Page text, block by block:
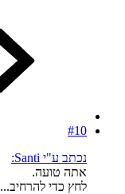
#10
נכתב ע"י Santi:
אתה טועה.
לחץ כדי להרחיב...